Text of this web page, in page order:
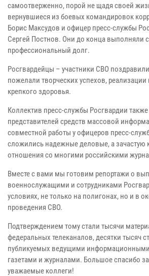
самоотверженно, порой не щадя своей
вернувшиеся из боевых командировок
Борис Максудов и офицер пресс-службы
Сергей Постнов. Они до конца выполняли
профессиональный долг.
Росгвардейцы – участники СВО
пожелали творческих успехов,
крепкого здоровья.
Коллектив пресс-службы Росгвардии также
представителей средств массовой
совместной работы у офицеров пресс-
сложились надежные деловые, а зачастую
отношения со многими российскими
Вместе с вами мы готовим репортажи о
военнослужащими и сотрудниками
условиях, не только на полигонах, но и в
проведения СВО.
Подтверждением тому стали тысячи
федеральных телеканалов, десятки тысяч
публикуемых ведущими информационными
газетами и журналами. Большое спасибо
уважаемые коллеги!